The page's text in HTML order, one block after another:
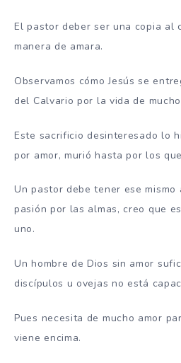
El pastor deber ser una copia al
manera de amara.
Observamos cómo Jesús se
del Calvario por la vida de
Este sacrificio desinteresado lo
por amor, murió hasta por los
Un pastor debe tener ese mismo
pasión por las almas, creo que
uno.
Un hombre de Dios sin amor
discípulos u ovejas no está
Pues necesita de mucho amor
viene encima.